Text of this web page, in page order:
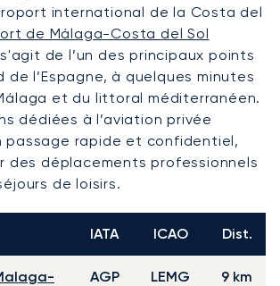
international de la Costa del
de Málaga-Costa del Sol
s'agit de l’un des principaux points
de l’Espagne, à quelques minutes
et du littoral méditerranéen.
dédiées à l’aviation privée
rapide et confidentiel,
des déplacements professionnels
de loisirs.
IATA ICAO Dist.
AGP LEMG 9 km